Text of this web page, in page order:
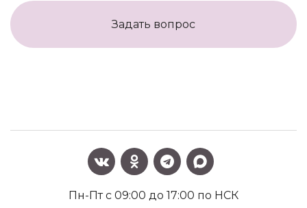
Задать вопрос
Пн-Пт с 09:00 до 17:00 по НСК